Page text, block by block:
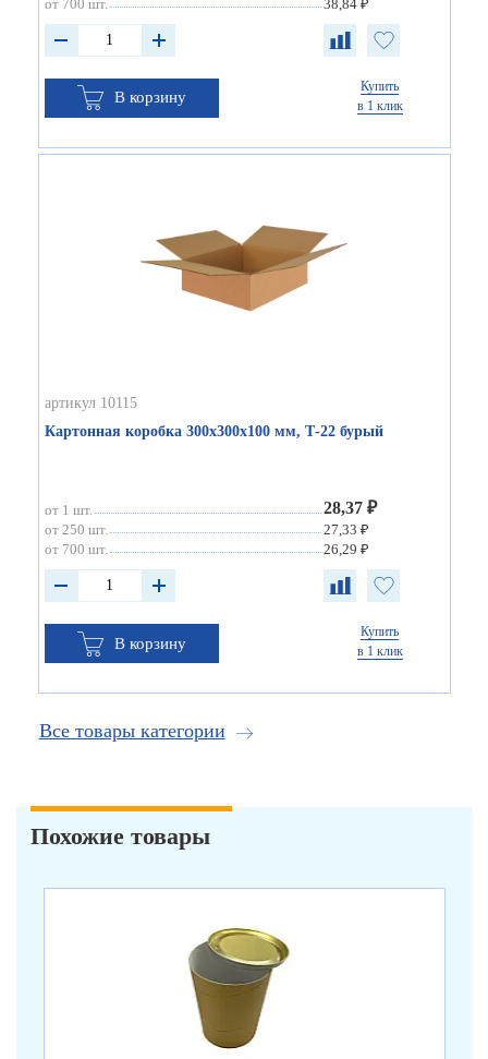
от 700 шт. 38,84 ₽
В корзину
Купить
в 1 клик
артикул 10115
Картонная коробка 300х300х100 мм, Т-22 бурый
от 1 шт. 28,37 ₽
от 250 шт.
27,33 ₽
от 700 шт.
26,29 ₽
В корзину
Купить
в 1 клик
Все товары категории
Похожие товары